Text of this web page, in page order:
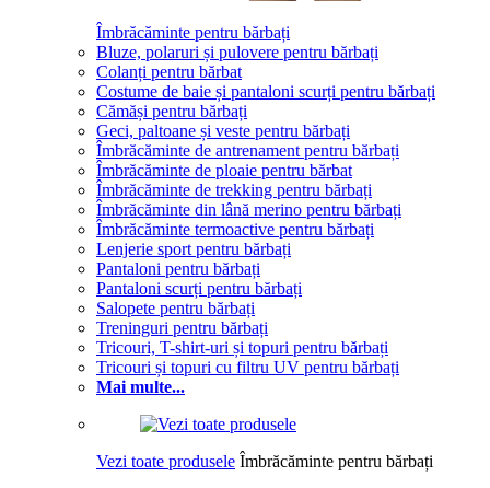
Îmbrăcăminte pentru bărbați
Bluze, polaruri și pulovere pentru bărbați
Colanți pentru bărbat
Costume de baie și pantaloni scurți pentru bărbați
Cămăși pentru bărbați
Geci, paltoane și veste pentru bărbați
Îmbrăcăminte de antrenament pentru bărbați
Îmbrăcăminte de ploaie pentru bărbat
Îmbrăcăminte de trekking pentru bărbați
Îmbrăcăminte din lână merino pentru bărbați
Îmbrăcăminte termoactive pentru bărbați
Lenjerie sport pentru bărbați
Pantaloni pentru bărbați
Pantaloni scurți pentru bărbați
Salopete pentru bărbați
Treninguri pentru bărbați
Tricouri, T-shirt-uri și topuri pentru bărbați
Tricouri și topuri cu filtru UV pentru bărbați
Mai multe...
Vezi toate produsele Îmbrăcăminte pentru bărbați